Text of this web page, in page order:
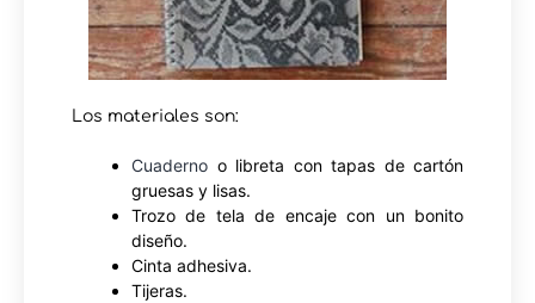
Los materiales son:
Cuaderno o libreta con tapas de cartón
gruesas y lisas.
Trozo de tela de encaje con un bonito
diseño.
Cinta adhesiva.
Tijeras.